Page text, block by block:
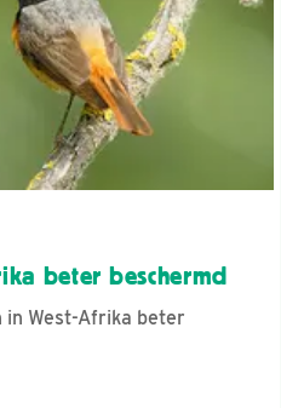
beter beschermd
West-Afrika beter